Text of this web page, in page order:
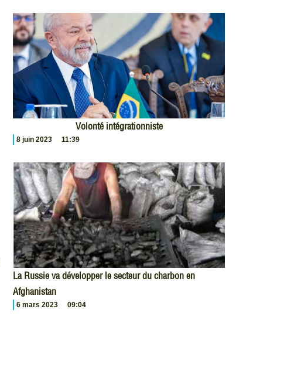
Volonté intégrationniste
8 juin 2023 11:39
La Russie va développer le secteur du charbon en
Afghanistan
6 mars 2023 09:04